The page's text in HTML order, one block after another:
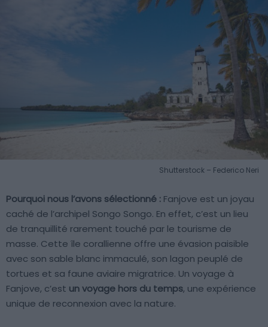
Shutterstock – Federico Neri
Pourquoi nous l’avons sélectionné : Fanjove est un joyau
caché de l’archipel Songo Songo. En effet, c’est un lieu
de tranquillité rarement touché par le tourisme de
masse. Cette île corallienne offre une évasion paisible
avec son sable blanc immaculé, son lagon peuplé de
tortues et sa faune aviaire migratrice. Un voyage à
Fanjove, c’est un voyage hors du temps, une expérience
unique de reconnexion avec la nature.